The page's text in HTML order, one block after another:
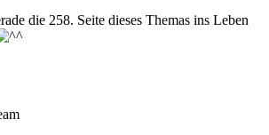
die 258. Seite dieses Themas ins Leben